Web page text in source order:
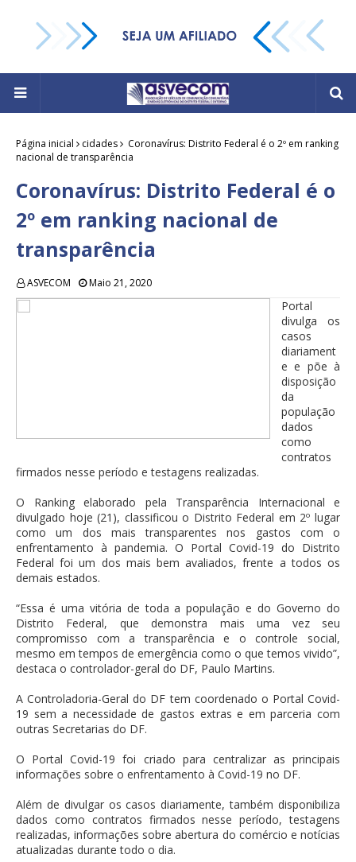
Página inicial cidades
Coronavírus: Distrito Federal é o 2º em ranking
nacional de transparência
Coronavírus: Distrito Federal é o
2º em ranking nacional de
transparência
ASVECOM Maio 21, 2020
Portal
divulga os
casos
diariament
e e põe à
disposição
da
população
dados
como
contratos
firmados nesse período e testagens realizadas.
O Ranking elaborado pela Transparência Internacional e
divulgado hoje (21), classificou o Distrito Federal em 2º lugar
como um dos mais transparentes nos gastos com o
enfrentamento à pandemia. O Portal Covid-19 do Distrito
Federal foi um dos mais bem avaliados, frente a todos os
demais estados.
“Essa é uma vitória de toda a população e do Governo do
Distrito Federal, que demonstra mais uma vez seu
compromisso com a transparência e o controle social,
mesmo em tempos de emergência como o que temos vivido”,
destaca o controlador-geral do DF, Paulo Martins.
A Controladoria-Geral do DF tem coordenado o Portal Covid-
19 sem a necessidade de gastos extras e em parceria com
outras Secretarias do DF.
O Portal Covid-19 foi criado para centralizar as principais
informações sobre o enfrentamento à Covid-19 no DF.
Além de divulgar os casos diariamente, também disponibiliza
dados como contratos firmados nesse período, testagens
realizadas, informações sobre abertura do comércio e notícias
atualizadas durante todo o dia.